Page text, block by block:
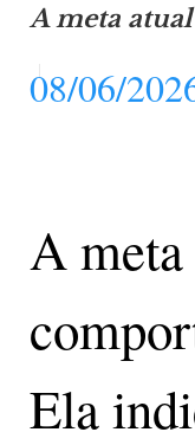
A meta
08/06/
A
Ela